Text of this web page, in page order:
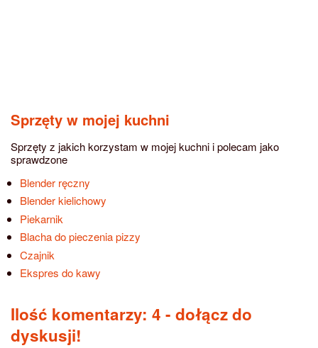
Sprzęty w mojej kuchni
Sprzęty z jakich korzystam w mojej kuchni i polecam jako
sprawdzone
Blender ręczny
Blender kielichowy
Piekarnik
Blacha do pieczenia pizzy
Czajnik
Ekspres do kawy
Ilość komentarzy: 4 - dołącz do
dyskusji!